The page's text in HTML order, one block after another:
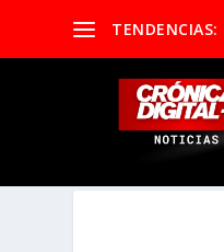
TENDENCIAS: